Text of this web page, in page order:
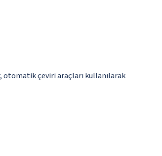
otomatik çeviri araçları kullanılarak